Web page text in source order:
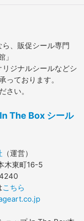
、販促シール専門
」
ジナルシールなどシ
っております。
さい。
The Box シール
（運営）
木東町16-5
こちら